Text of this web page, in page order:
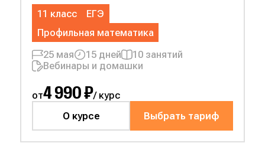
11 класс
ЕГЭ
Профильная математика
25 мая
15 дней
10 занятий
Вебинары и домашки
от4 990 ₽/ курс
Выбрать тариф
О курсе